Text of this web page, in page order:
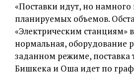
«Поставки идут, но
планируемых объемов.
«Электрическим станциям»
нормальная, оборудование
заданном режиме, поставка
Бишкека и Оша идет по